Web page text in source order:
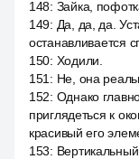
148: Зайка,
149: Да, да, да.
останавливается
150: Ходили.
151 : Не, она
152: Однако
приглядеться к
красивый его
153: